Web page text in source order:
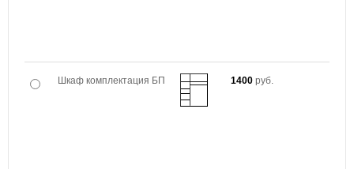
Шкаф комплектация БП 1400 руб.